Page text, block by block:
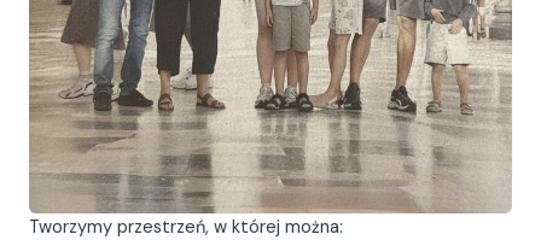
Tworzymy przestrzeń, w której można: